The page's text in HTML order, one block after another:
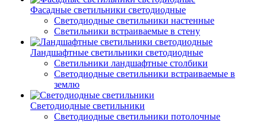
Фасадные светильники светодиодные
Светодиодные светильники настенные
Светильники встраиваемые в стену
Ландшафтные светильники светодиодные
Светильники ландшафтные столбики
Светодиодные светильники встраиваемые в
землю
Светодиодные светильники
Светодиодные светильники потолочные